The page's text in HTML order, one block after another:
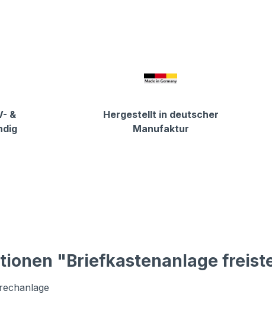
&
Hergestellt in deutscher
Manufaktur
"Briefkastenanlage